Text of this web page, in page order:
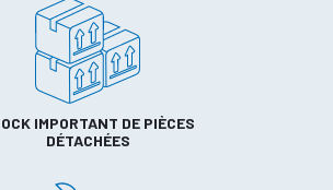
IMPORTANT DE PIÈCES
DÉTACHÉES